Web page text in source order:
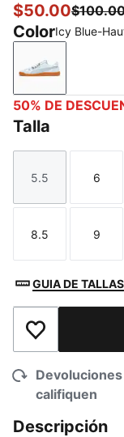
$50.00
ColorIcy Blue-
Icy Blue-
50% DE
Talla
Talla
5.5
Talla
6
Talla
8.5
Talla
9
GUIA DE TALLAS
Añadir a la
califiquen
Descripción